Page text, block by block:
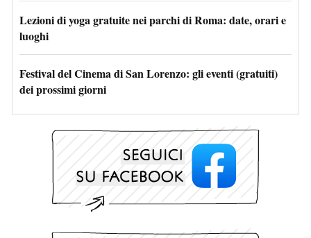
Lezioni di yoga gratuite nei parchi di Roma: date, orari e
luoghi
Festival del Cinema di San Lorenzo: gli eventi (gratuiti)
dei prossimi giorni